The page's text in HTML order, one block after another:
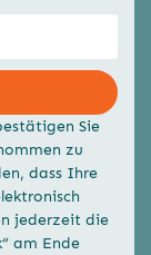
Sie
zu
dass Ihre
jederzeit die
am Ende